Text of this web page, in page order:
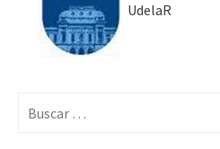
UdelaR